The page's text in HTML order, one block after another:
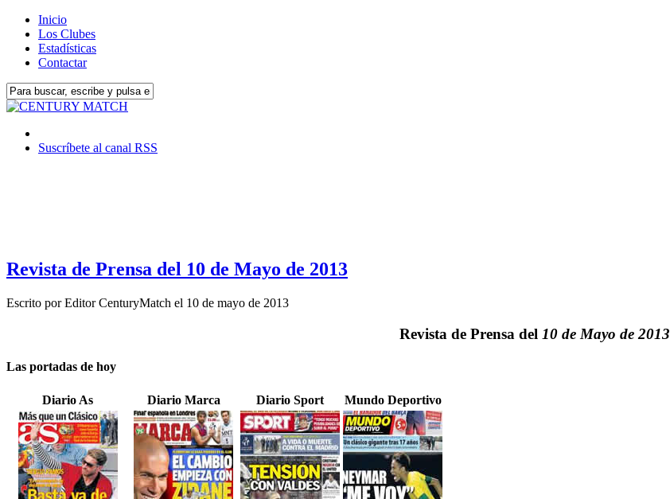
Inicio
Los Clubes
Estadísticas
Contactar
Suscríbete al canal RSS
Revista de Prensa del 10 de Mayo de 2013
Escrito porEditor CenturyMatch el 10 de mayo de 2013
Revista de Prensa del 10 de Mayo de 2013
Las portadas de hoy
Diario As Diario Marca Diario Sport Mundo Deportivo